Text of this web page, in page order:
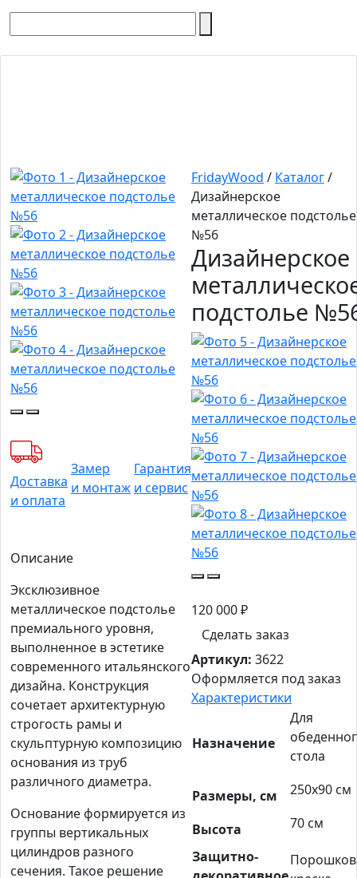
Доставка
и оплата
Замер
и монтаж
Гарантия
и сервис
Описание
Эксклюзивное
металлическое подстолье
премиального уровня,
выполненное в эстетике
современного итальянского
дизайна. Конструкция
сочетает архитектурную
строгость рамы и
скульптурную композицию
основания из труб
различного диаметра.
Основание формируется из
группы вертикальных
цилиндров разного
сечения. Такое решение
FridayWood / Каталог/
Дизайнерское
металлическое подстолье
№56
Дизайнерское
подстолье
120 000₽
Сделать заказ
Артикул: 3622
Оформляется под заказ
Характеристики
Назначение
Для
стола
Размеры, см 250х90 см
Высота
70 см
Защитно-